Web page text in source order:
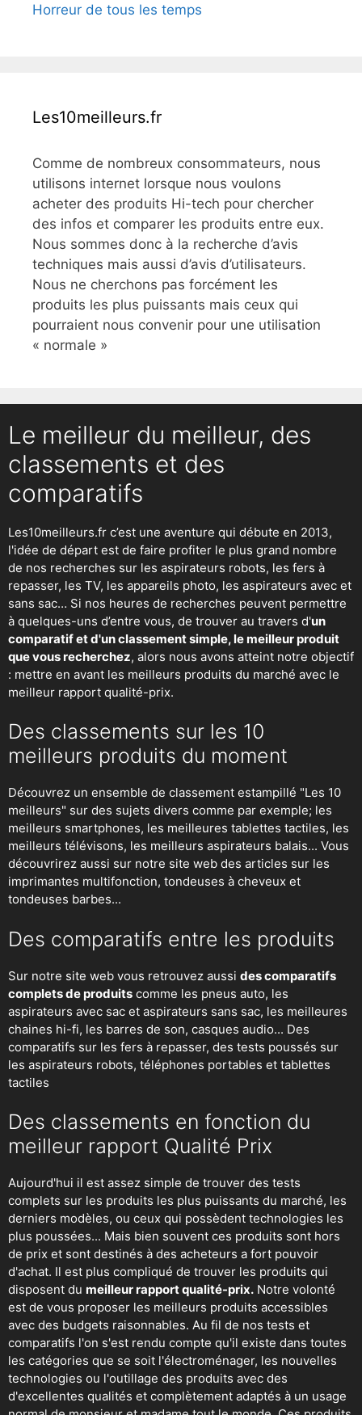
Horreur de tous les temps
Les10meilleurs.fr
Comme de nombreux consommateurs, nous
utilisons internet lorsque nous voulons
acheter des produits Hi-tech pour chercher
des infos et comparer les produits entre eux.
Nous sommes donc à la recherche d’avis
techniques mais aussi d’avis d’utilisateurs.
Nous ne cherchons pas forcément les
produits les plus puissants mais ceux qui
pourraient nous convenir pour une utilisation
« normale »
Le meilleur du meilleur, des
classements et des
comparatifs
Les10meilleurs.fr c’est une aventure qui débute en 2013,
l'idée de départ est de faire profiter le plus grand nombre
de nos recherches sur les aspirateurs robots, les fers à
repasser, les TV, les appareils photo, les aspirateurs avec et
sans sac… Si nos heures de recherches peuvent permettre
à quelques-uns d’entre vous, de trouver au travers d'un
comparatif et d'un classement simple, le meilleur produit
que vous recherchez, alors nous avons atteint notre objectif
: mettre en avant les meilleurs produits du marché avec le
meilleur rapport qualité-prix.
Des classements sur les 10
meilleurs produits du moment
Découvrez un ensemble de classement estampillé "Les 10
meilleurs" sur des sujets divers comme par exemple; les
meilleurs smartphones, les meilleures tablettes tactiles, les
meilleurs télévisons, les meilleurs aspirateurs balais... Vous
découvrirez aussi sur notre site web des articles sur les
imprimantes multifonction, tondeuses à cheveux et
tondeuses barbes...
Des comparatifs entre les produits
Sur notre site web vous retrouvez aussi des comparatifs
complets de produits comme les pneus auto, les
aspirateurs avec sac et aspirateurs sans sac, les meilleures
chaines hi-fi, les barres de son, casques audio... Des
comparatifs sur les fers à repasser, des tests poussés sur
les aspirateurs robots, téléphones portables et tablettes
tactiles
Des classements en fonction du
meilleur rapport Qualité Prix
Aujourd'hui il est assez simple de trouver des tests
complets sur les produits les plus puissants du marché, les
derniers modèles, ou ceux qui possèdent technologies les
plus poussées... Mais bien souvent ces produits sont hors
de prix et sont destinés à des acheteurs a fort pouvoir
d'achat. Il est plus compliqué de trouver les produits qui
disposent du meilleur rapport qualité-prix. Notre volonté
est de vous proposer les meilleurs produits accessibles
avec des budgets raisonnables. Au fil de nos tests et
comparatifs l'on s'est rendu compte qu'il existe dans toutes
les catégories que se soit l'électroménager, les nouvelles
technologies ou l'outillage des produits avec des
d'excellentes qualités et complètement adaptés à un usage